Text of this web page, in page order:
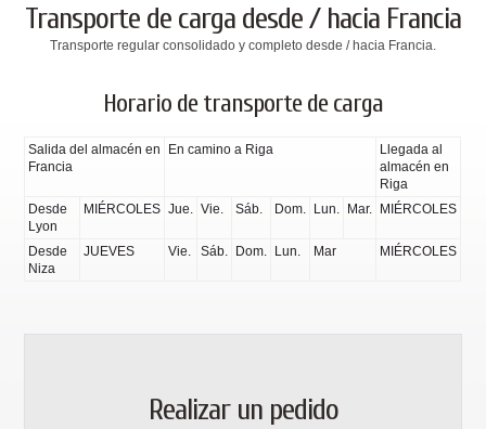
Transporte de carga desde / hacia Francia
Transporte regular consolidado y completo desde / hacia Francia.
Horario de transporte de carga
Salida del almacén en
Francia
En camino a Riga
Llegada al
almacén en
Riga
Desde
Lyon
MIÉRCOLES Jue. Vie. Sáb. Dom. Lun. Mar. MIÉRCOLES
Desde
Niza
JUEVES Vie. Sáb. Dom. Lun. Mar MIÉRCOLES
Realizar un pedido